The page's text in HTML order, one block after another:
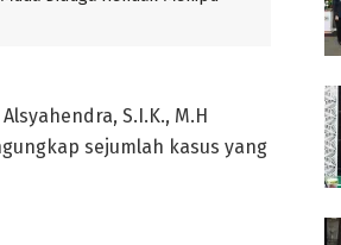
S.I.K., M.H
sejumlah kasus yang